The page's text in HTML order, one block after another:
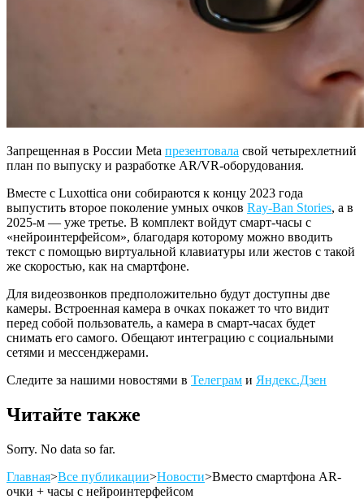
Запрещенная в России Meta презентовала свой четырехлетний
план по выпуску и разработке AR/VR-оборудования.
Вместе с Luxottica они собираются к концу 2023 года
выпустить второе поколение умных очков Ray-Ban Stories, а в
2025-м — уже третье. В комплект войдут смарт-часы с
«нейроинтерфейсом», благодаря которому можно вводить
текст с помощью виртуальной клавиатуры или жестов с такой
же скоростью, как на смартфоне.
Для видеозвонков предположительно будут доступны две
камеры. Встроенная камера в очках покажет то что видит
перед собой пользователь, а камера в смарт-часах будет
снимать его самого. Обещают интеграцию с социальными
сетями и мессенджерами.
Следите за нашими новостями в Телеграм и Яндекс.Дзен
Читайте также
Sorry. No data so far.
Главная>Все публикации>Новости>Вместо смартфона AR-
очки + часы с нейроинтерфейсом